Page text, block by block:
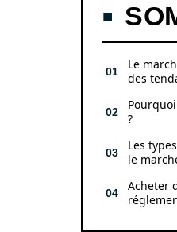
Le
des
?
Les
le
Acheter